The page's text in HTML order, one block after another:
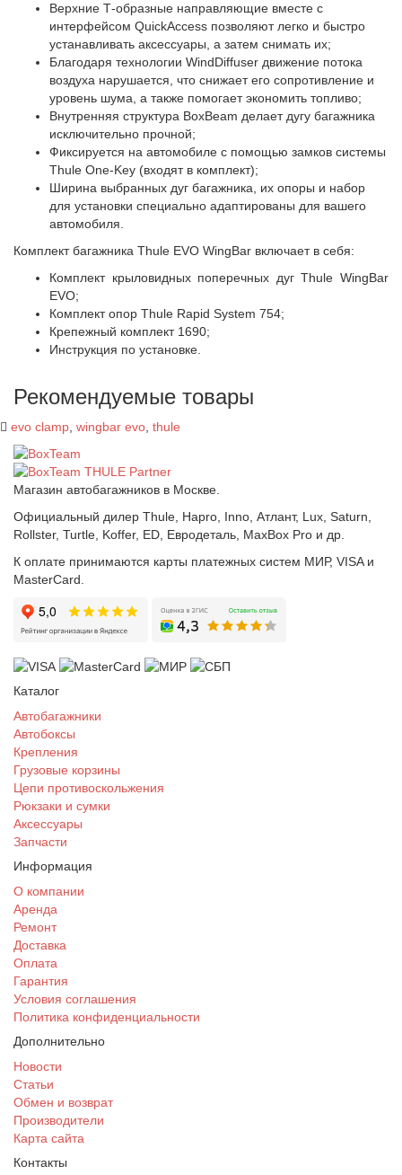
Верхние Т-образные направляющие вместе с
интерфейсом QuickAccess позволяют легко и быстро
устанавливать аксессуары, а затем снимать их;
Благодаря технологии WindDiffuser движение потока
воздуха нарушается, что снижает его сопротивление и
уровень шума, а также помогает экономить топливо;
Внутренняя структура BoxBeam делает дугу багажника
исключительно прочной;
Фиксируется на автомобиле с помощью замков системы
Thule One-Key (входят в комплект);
Ширина выбранных дуг багажника, их опоры и набор
для установки специально адаптированы для вашего
автомобиля.
Комплект багажника Thule EVO WingBar включает в себя:
Комплект крыловидных поперечных дуг Thule WingBar
EVO;
Комплект опор Thule Rapid System 754;
Крепежный комплект 1690;
Инструкция по установке.
Рекомендуемые товары
evo clamp, wingbar evo, thule
Магазин автобагажников в Москве.
Официальный дилер Thule, Hapro, Inno, Атлант, Lux, Saturn,
Rollster, Turtle, Koffer, ED, Евродеталь, MaxBox Pro и др.
К оплате принимаются карты платежных систем МИР, VISA и
MasterCard.
Каталог
Автобагажники
Автобоксы
Крепления
Грузовые корзины
Цепи противоскольжения
Рюкзаки и сумки
Аксессуары
Запчасти
Информация
О компании
Аренда
Ремонт
Доставка
Оплата
Гарантия
Условия соглашения
Политика конфиденциальности
Дополнительно
Новости
Статьи
Обмен и возврат
Производители
Карта сайта
Контакты